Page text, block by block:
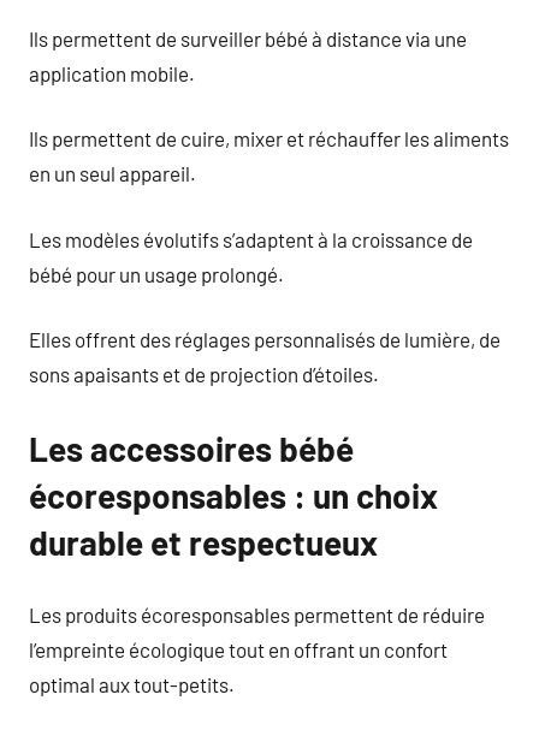
Ils permettent de surveiller bébé à distance via une
application mobile.
Ils permettent de cuire, mixer et réchauffer les aliments
en un seul appareil.
Les modèles évolutifs s’adaptent à la croissance de
bébé pour un usage prolongé.
Elles offrent des réglages personnalisés de lumière, de
sons apaisants et de projection d’étoiles.
Les accessoires bébé
écoresponsables : un choix
durable et respectueux
Les produits écoresponsables permettent de réduire
l’empreinte écologique tout en offrant un confort
optimal aux tout-petits.